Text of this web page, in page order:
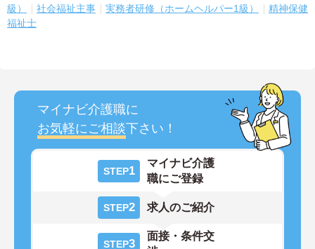
級）
社会福祉主事 実務者研修（ホームヘルパー1級）
精神保健
福祉士
マイナビ介護職に
お気軽にご相談下さい！
STEP1
マイナビ介護
職にご登録
STEP2 求人のご紹介
STEP3
面接・条件交